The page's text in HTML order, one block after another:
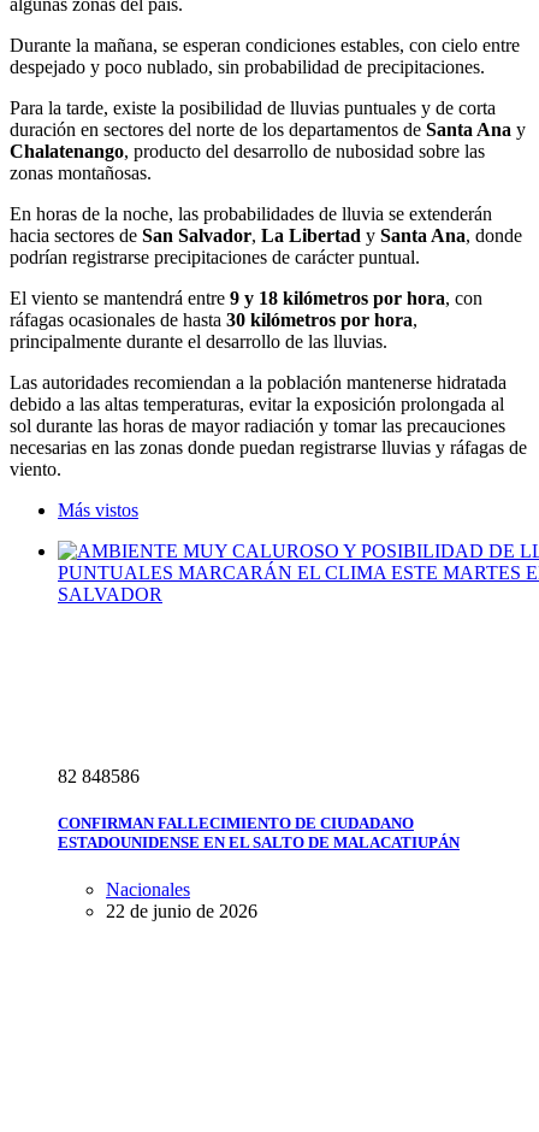
Durante la mañana, se esperan condiciones estables, con cielo entre
despejado y poco nublado, sin probabilidad de precipitaciones.
Para la tarde, existe la posibilidad de lluvias puntuales y de corta
duración en sectores del norte de los departamentos de Santa Ana y
Chalatenango, producto del desarrollo de nubosidad sobre las
zonas montañosas.
En horas de la noche, las probabilidades de lluvia se extenderán
hacia sectores de San Salvador, La Libertad y Santa Ana, donde
podrían registrarse precipitaciones de carácter puntual.
El viento se mantendrá entre 9 y 18 kilómetros por hora, con
ráfagas ocasionales de hasta 30 kilómetros por hora,
principalmente durante el desarrollo de las lluvias.
Las autoridades recomiendan a la población mantenerse hidratada
debido a las altas temperaturas, evitar la exposición prolongada al
sol durante las horas de mayor radiación y tomar las precauciones
necesarias en las zonas donde puedan registrarse lluvias y ráfagas de
viento.
Más vistos
82 848586
CONFIRMAN FALLECIMIENTO DE CIUDADANO
ESTADOUNIDENSE EN EL SALTO DE MALACATIUPÁN
Nacionales
22 de junio de 2026